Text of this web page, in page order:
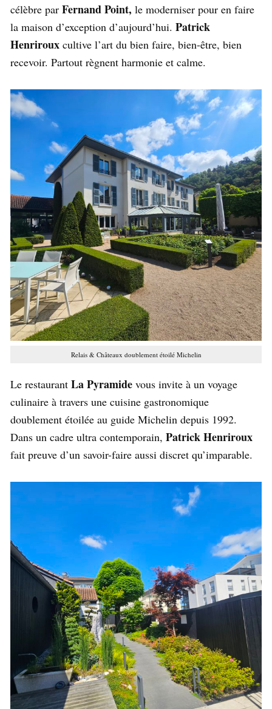
célèbre par Fernand Point, le moderniser pour en faire
la maison d’exception d’aujourd’hui. Patrick
Henriroux cultive l’art du bien faire, bien-être, bien
recevoir. Partout règnent harmonie et calme.
Relais & Châteaux doublement étoilé Michelin
Le restaurant La Pyramide vous invite à un voyage
culinaire à travers une cuisine gastronomique
doublement étoilée au guide Michelin depuis 1992.
Dans un cadre ultra contemporain, Patrick Henriroux
fait preuve d’un savoir-faire aussi discret qu’imparable.